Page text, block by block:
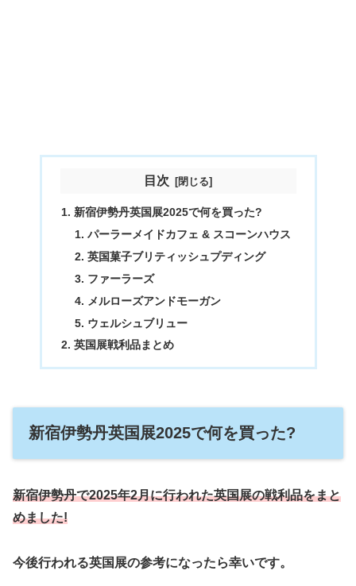
目次
新宿伊勢丹英国展2025で何を買った?
パーラーメイドカフェ & スコーンハウス
英国菓子ブリティッシュプディング
ファーラーズ
メルローズアンドモーガン
ウェルシュブリュー
英国展戦利品まとめ
新宿伊勢丹英国展2025で何を買った?
新宿伊勢丹で2025年2月に行われた英国展の戦利品をまと
めました!
今後行われる英国展の参考になったら幸いです。